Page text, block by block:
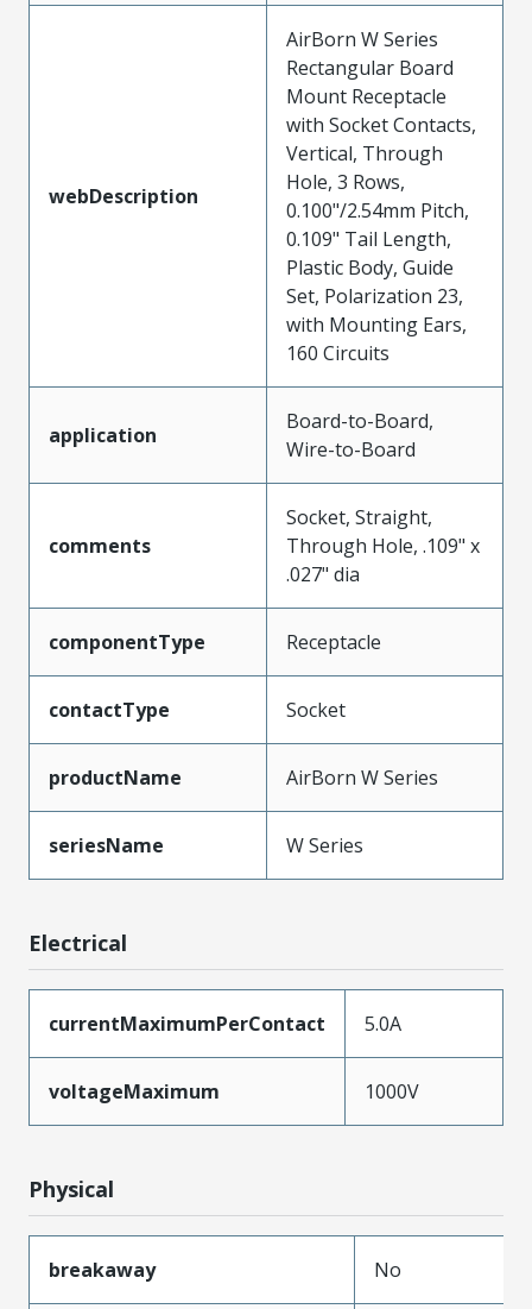
webDescription
AirBorn W Series
Rectangular Board
Mount Receptacle
with Socket Contacts,
Vertical, Through
Hole, 3 Rows,
0.100"/2.54mm Pitch,
0.109" Tail Length,
Plastic Body, Guide
Set, Polarization 23,
with Mounting Ears,
160 Circuits
application
Board-to-Board,
Wire-to-Board
comments
Socket, Straight,
Through Hole, .109" x
.027" dia
componentType Receptacle
contactType Socket
productName AirBorn W Series
seriesName W Series
Electrical
currentMaximumPerContact 5.0A
voltageMaximum 1000V
Physical
breakaway No